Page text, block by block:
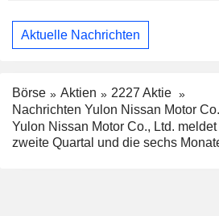
Aktuelle Nachrichten
Börse Aktien
2227 Aktie
Nachrichten Yulon Nissan Motor
Yulon Nissan Motor Co., Ltd.
zweite Quartal und die sechs